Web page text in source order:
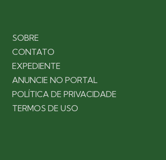
SOBRE
CONTATO
EXPEDIENTE
ANUNCIE NO PORTAL
POLÍTICA DE PRIVACIDADE
TERMOS DE USO